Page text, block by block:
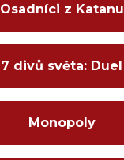
Osadníci z Katanu
7 divů světa: Duel
Monopoly